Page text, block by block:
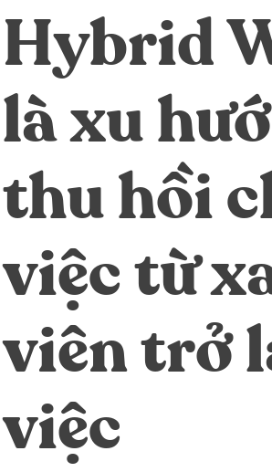
Hybrid
là xu
thu hồi
việc từ
viên trở
việc